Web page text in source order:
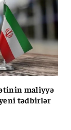
maliyyə
tədbirlər